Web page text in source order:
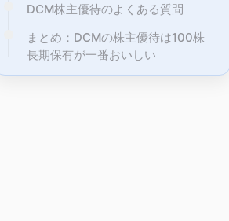
DCM株主優待のよくある質問
まとめ：DCMの株主優待は100株
長期保有が一番おいしい